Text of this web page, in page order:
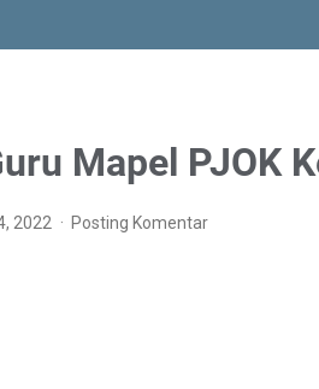
Mapel PJOK
2022 Posting Komentar